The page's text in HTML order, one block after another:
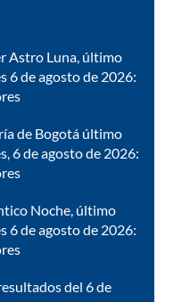
Astro Luna, último
6 de agosto de 2026:
de Bogotá último
6 de agosto de 2026:
Noche, último
6 de agosto de 2026:
del 6 de